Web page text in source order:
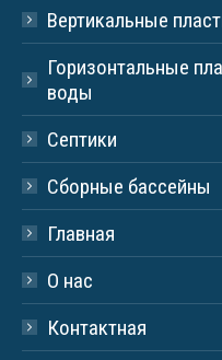
Вертикальные
Горизонтальные
воды
Септики
Сборные бассейны
Главная
О нас
Контактная